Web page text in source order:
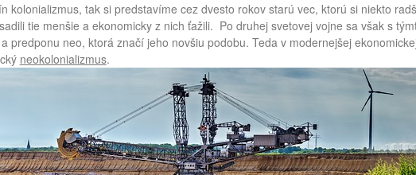
kolonializmus, tak si predstavíme cez dvesto rokov starú vec, ktorú si niekto
tie menšie a ekonomicky z nich ťažili. Po druhej svetovej vojne sa však s
predponu neo, ktorá značí jeho novšiu podobu. Teda v modernejšej
neokolonializmus.